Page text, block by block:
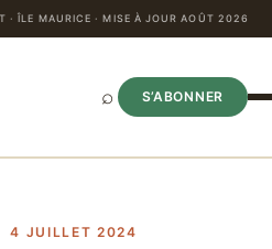
· ÎLE MAURICE · MISE À JOUR AOÛT 2026
⌕ S’ABONNER
4 JUILLET 2024